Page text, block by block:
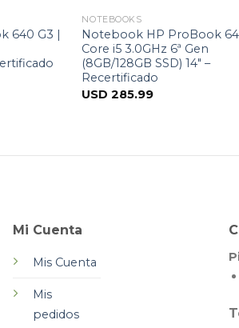
640 G3 |
NOTEBOOKS
Notebook HP ProBook
Core i5 3.0GHz 6ª Gen
(8GB/128GB SSD) 14″ –
Recertificado
USD285.99
Mi Cuenta
Mis Cuenta
Mis
pedidos